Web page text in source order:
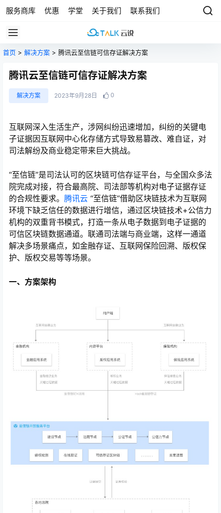
服务商库 优惠 学堂 关于我们 联系我们
首页 > 解决方案 > 腾讯云至信链可信存证解决方案
腾讯云至信链可信存证解决方案
解决方案 2023年9月28日 0
互联网深入生活生产，涉网纠纷迅速增加，纠纷的关键电
子证据因互联网中心化存储方式导致易篡改、难自证，对
司法解纷及商业稳定带来巨大挑战。
“至信链”是司法认可的区块链可信存证平台，与全国众多法
院完成对接，符合最高院、司法部等机构对电子证据存证
的合规性要求。 腾讯云 “至信链”借助区块链技术为互联网
环境下缺乏信任的数据进行增信，通过区块链技术+公信力
机构的双重背书模式，打造一条从电子数据到电子证据的
可信区块链数据通道。联通司法端与商业端，这样一通道
解决多场景痛点，如金融存证、互联网保险回溯、版权保
护、版权交易等等场景。
一、方案架构